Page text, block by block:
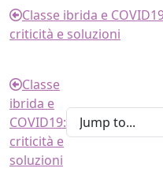
Classe ibrida e
criticità e soluzioni
Classe
ibrida e
COVID19:
criticità e
soluzioni